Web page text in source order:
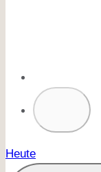
Heute